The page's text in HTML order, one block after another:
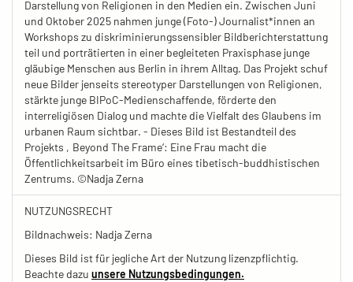
Darstellung von Religionen in den Medien ein. Zwischen Juni
und Oktober 2025 nahmen junge (Foto-) Journalist*innen an
Workshops zu diskriminierungssensibler Bildberichterstattung
teil und porträtierten in einer begleiteten Praxisphase junge
gläubige Menschen aus Berlin in ihrem Alltag. Das Projekt schuf
neue Bilder jenseits stereotyper Darstellungen von Religionen,
stärkte junge BIPoC-Medienschaffende, förderte den
interreligiösen Dialog und machte die Vielfalt des Glaubens im
urbanen Raum sichtbar. - Dieses Bild ist Bestandteil des
Projekts ‚Beyond The Frame‘: Eine Frau macht die
Öffentlichkeitsarbeit im Büro eines tibetisch-buddhistischen
Zentrums. ©Nadja Zerna
NUTZUNGSRECHT
Bildnachweis: Nadja Zerna
Dieses Bild ist für jegliche Art der Nutzung lizenzpflichtig.
Beachte dazu unsere Nutzungsbedingungen.